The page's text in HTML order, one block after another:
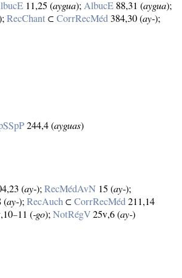
11,25 (aygua); AlbucE 88,31 (aygua);
RecChant ⊂CorrRecMéd 384,30 (ay‑);
244,4 (ayguas)
(ay‑);RecMédAvN 15 (ay‑);
(ay‑);RecAuch ⊂CorrRecMéd 211,14
(‑go);NotRégV 25v,6 (ay‑)